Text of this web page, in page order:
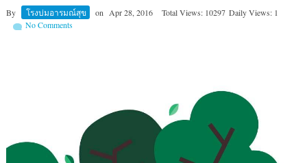
By โรงบ่มอารมณ์สุข on Apr 28, 2016 Total Views: 10297 Daily Views: 1
No Comments